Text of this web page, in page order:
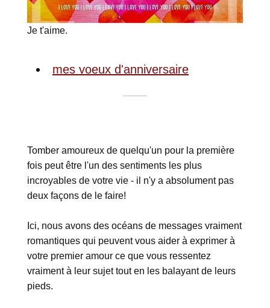
Je t'aime.
mes voeux d'anniversaire
Tomber amoureux de quelqu'un pour la première
fois peut être l'un des sentiments les plus
incroyables de votre vie - il n'y a absolument pas
deux façons de le faire!
Ici, nous avons des océans de messages vraiment
romantiques qui peuvent vous aider à exprimer à
votre premier amour ce que vous ressentez
vraiment à leur sujet tout en les balayant de leurs
pieds.